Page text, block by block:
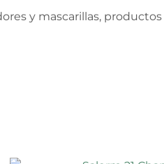
y mascarillas,